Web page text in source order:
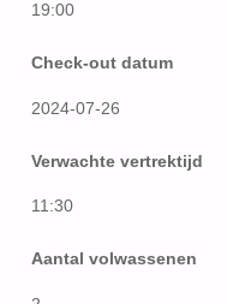
19:00
Check-out datum
2024-07-26
Verwachte vertrektijd
11:30
Aantal volwassenen